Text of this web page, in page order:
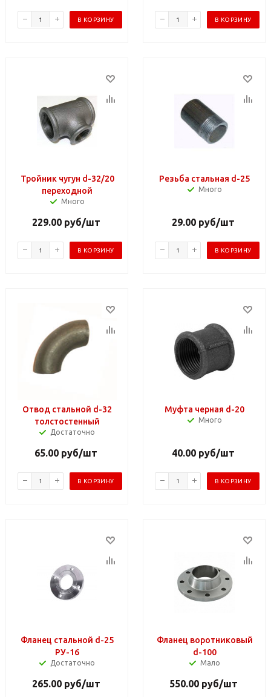
В КОРЗИНУ В КОРЗИНУ
Тройник чугун d-32/20
переходной
Много
229.00руб/шт
В КОРЗИНУ
Резьба стальная d-25
Много
29.00 руб/шт
В КОРЗИНУ
Отвод стальной d-32
толстостенный
Достаточно
65.00 руб/шт
В КОРЗИНУ
Муфта черная d-20
Много
40.00 руб/шт
В КОРЗИНУ
Фланец стальной d-25
РУ-16
Достаточно
265.00руб/шт
Фланец воротниковый
d-100
Мало
550.00руб/шт